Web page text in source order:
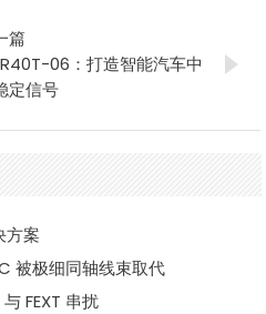
篇
06：打造智能汽车中
定信号
方案
被极细同轴线束取代
FEXT 串扰